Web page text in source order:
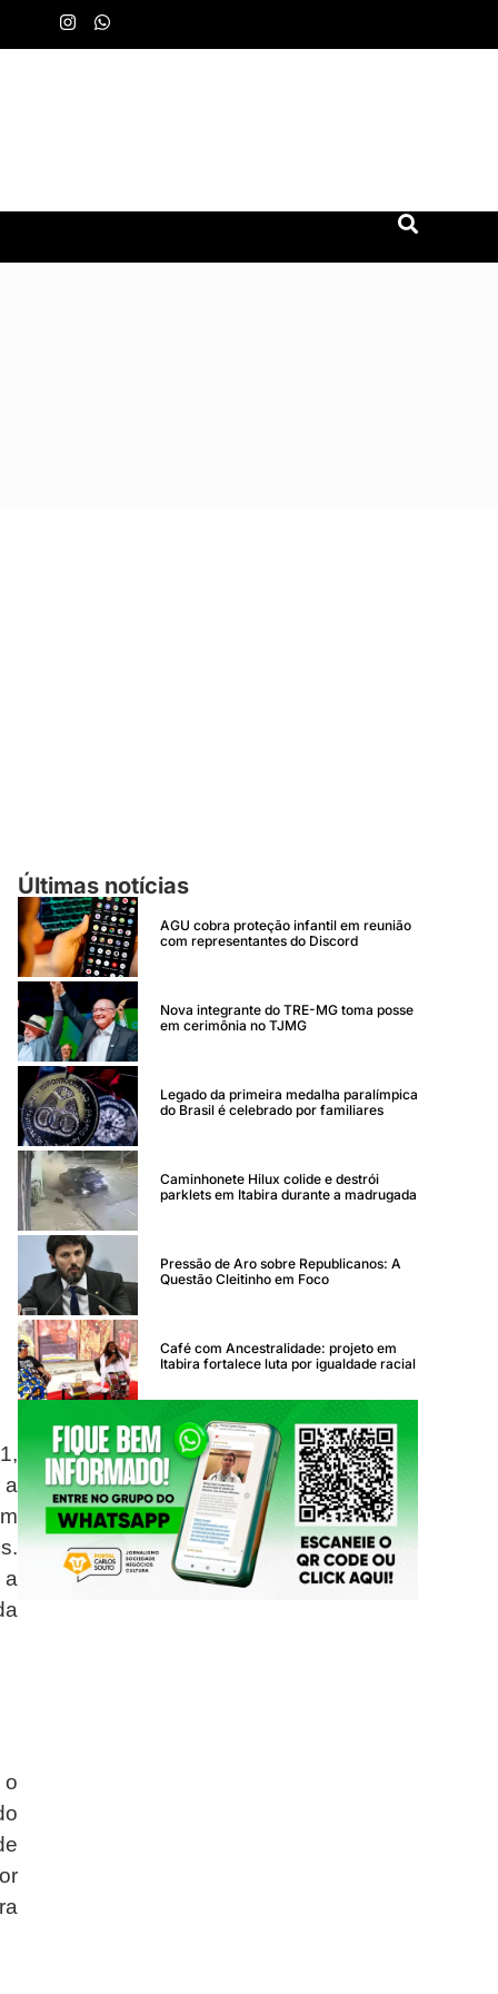
a
a
Últimas notícias
AGU cobra proteção infantil em reunião
com representantes do Discord
Nova integrante do TRE-MG toma posse
em cerimônia no TJMG
Legado da primeira medalha paralímpica
do Brasil é celebrado por familiares
Caminhonete Hilux colide e destrói
parklets em Itabira durante a madrugada
Pressão de Aro sobre Republicanos: A
Questão Cleitinho em Foco
Café com Ancestralidade: projeto em
Itabira fortalece luta por igualdade racial